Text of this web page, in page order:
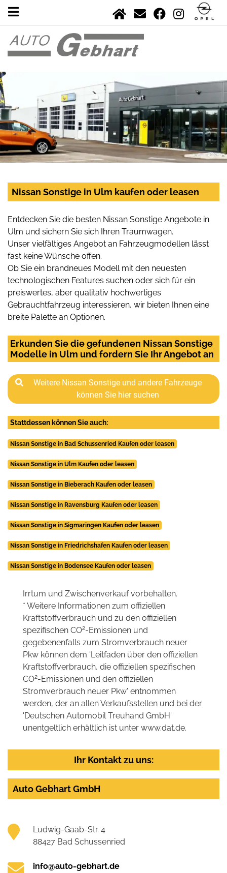
Nissan Sonstige in Ulm kaufen oder leasen
Entdecken Sie die besten Nissan Sonstige Angebote in
Ulm und sichern Sie sich Ihren Traumwagen.
Unser vielfältiges Angebot an Fahrzeugmodellen lässt
fast keine Wünsche offen.
Ob Sie ein brandneues Modell mit den neuesten
technologischen Features suchen oder sich für ein
preiswertes, aber qualitativ hochwertiges
Gebrauchtfahrzeug interessieren, wir bieten Ihnen eine
breite Palette an Optionen.
Erkunden Sie die gefundenen Nissan Sonstige
Modelle in Ulm und fordern Sie Ihr Angebot an
Weitere Nissan Sonstige und andere Fahrzeuge
können Sie hier suchen
Stattdessen können Sie auch:
Nissan Sonstige in Bad Schussenried Kaufen oder leasen
Nissan Sonstige in Ulm Kaufen oder leasen
Nissan Sonstige in Bieberach Kaufen oder leasen
Nissan Sonstige in Ravensburg Kaufen oder leasen
Nissan Sonstige in Sigmaringen Kaufen oder leasen
Nissan Sonstige in Friedrichshafen Kaufen oder leasen
Nissan Sonstige in Bodensee Kaufen oder leasen
Irrtum und Zwischenverkauf vorbehalten.
* Weitere Informationen zum offiziellen
Kraftstoffverbrauch und zu den offiziellen
spezifischen CO2-Emissionen und
gegebenenfalls zum Stromverbrauch neuer
Pkw können dem 'Leitfaden über den offiziellen
Kraftstoffverbrauch, die offiziellen spezifischen
CO2-Emissionen und den offiziellen
Stromverbrauch neuer Pkw' entnommen
werden, der an allen Verkaufsstellen und bei der
'Deutschen Automobil Treuhand GmbH'
unentgeltlich erhältlich ist unter www.dat.de.
Ihr Kontakt zu uns:
Auto Gebhart GmbH
Ludwig-Gaab-Str. 4
88427 Bad Schussenried
info@auto-gebhart.de